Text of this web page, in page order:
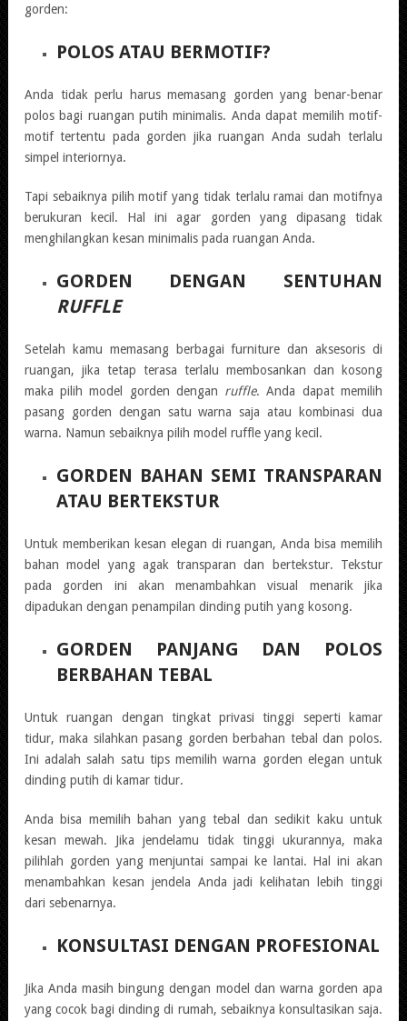
gorden:
POLOS ATAU BERMOTIF?
Anda tidak perlu harus memasang gorden yang benar-benar
polos bagi ruangan putih minimalis. Anda dapat memilih motif-
motif tertentu pada gorden jika ruangan Anda sudah terlalu
simpel interiornya.
Tapi sebaiknya pilih motif yang tidak terlalu ramai dan motifnya
berukuran kecil. Hal ini agar gorden yang dipasang tidak
menghilangkan kesan minimalis pada ruangan Anda.
GORDEN DENGAN SENTUHAN
RUFFLE
Setelah kamu memasang berbagai furniture dan aksesoris di
ruangan, jika tetap terasa terlalu membosankan dan kosong
maka pilih model gorden dengan ruffle. Anda dapat memilih
pasang gorden dengan satu warna saja atau kombinasi dua
warna. Namun sebaiknya pilih model ruffle yang kecil.
GORDEN BAHAN SEMI TRANSPARAN
ATAU BERTEKSTUR
Untuk memberikan kesan elegan di ruangan, Anda bisa memilih
bahan model yang agak transparan dan bertekstur. Tekstur
pada gorden ini akan menambahkan visual menarik jika
dipadukan dengan penampilan dinding putih yang kosong.
GORDEN PANJANG DAN POLOS
BERBAHAN TEBAL
Untuk ruangan dengan tingkat privasi tinggi seperti kamar
tidur, maka silahkan pasang gorden berbahan tebal dan polos.
Ini adalah salah satu tips memilih warna gorden elegan untuk
dinding putih di kamar tidur.
Anda bisa memilih bahan yang tebal dan sedikit kaku untuk
kesan mewah. Jika jendelamu tidak tinggi ukurannya, maka
pilihlah gorden yang menjuntai sampai ke lantai. Hal ini akan
menambahkan kesan jendela Anda jadi kelihatan lebih tinggi
dari sebenarnya.
KONSULTASI DENGAN PROFESIONAL
Jika Anda masih bingung dengan model dan warna gorden apa
yang cocok bagi dinding di rumah, sebaiknya konsultasikan saja.